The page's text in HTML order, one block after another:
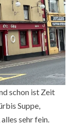
schon ist Zeit
Suppe,
sehr fein.